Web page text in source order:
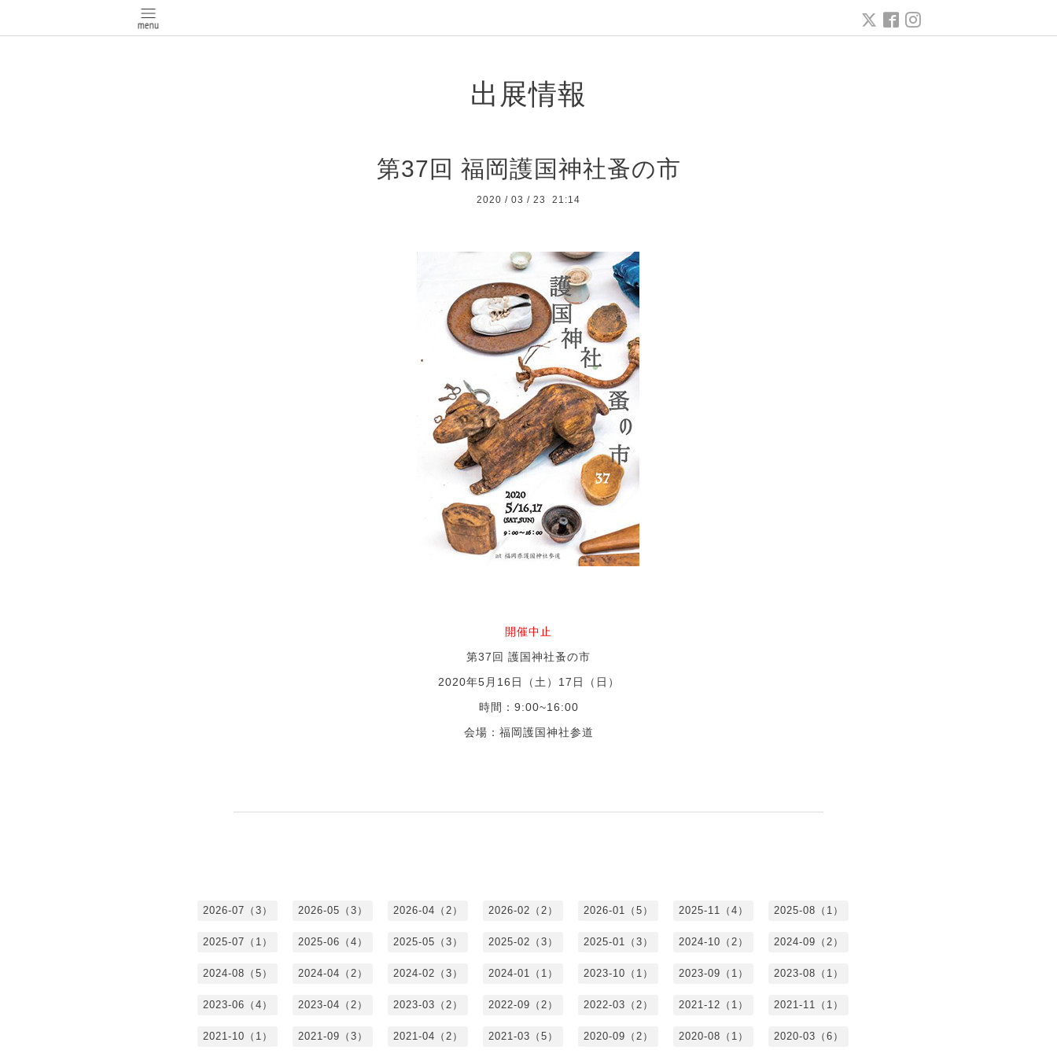
出展情報
第37回 福岡護国神社蚤の市
2020 / 03 / 23 21:14
開催中止
第37回 護国神社蚤の市
2020年5月16日（土）17日（日）
時間：9:00~16:00
会場：福岡護国神社参道
2026-07（3） 2026-05（3） 2026-04（2） 2026-02（2） 2026-01（5） 2025-11（4） 2025-08（1）
2025-07（1） 2025-06（4） 2025-05（3） 2025-02（3） 2025-01（3） 2024-10（2） 2024-09（2）
2024-08（5） 2024-04（2） 2024-02（3） 2024-01（1） 2023-10（1） 2023-09（1） 2023-08（1）
2023-06（4） 2023-04（2） 2023-03（2） 2022-09（2） 2022-03（2） 2021-12（1） 2021-11（1）
2021-10（1） 2021-09（3） 2021-04（2） 2021-03（5） 2020-09（2） 2020-08（1） 2020-03（6）